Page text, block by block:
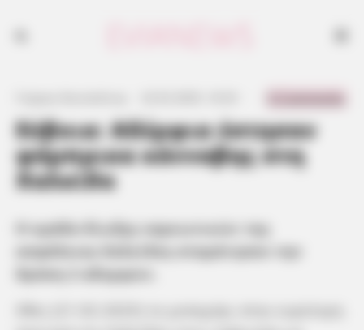
Εύβοια: Αδέρφια έστησαν
φάμπρικα κάνναβης στη
Χαλκίδα
Η ομάδα δίωξης ναρκωτικών της